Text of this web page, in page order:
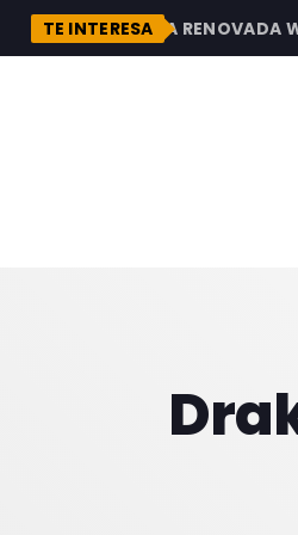
TE INTERESA
DESCUBRE LA RENOVADA